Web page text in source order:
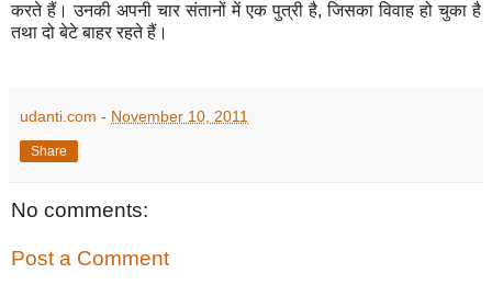
करते हैं। उनकी अपनी चार संतानों में एक पुत्री है, जिसका विवाह हो चुका है
तथा दो बेटे बाहर रहते हैं।
udanti.com - November 10, 2011
Share
No comments:
Post a Comment